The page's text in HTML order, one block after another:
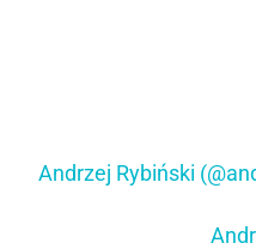
Andrzej Rybiński